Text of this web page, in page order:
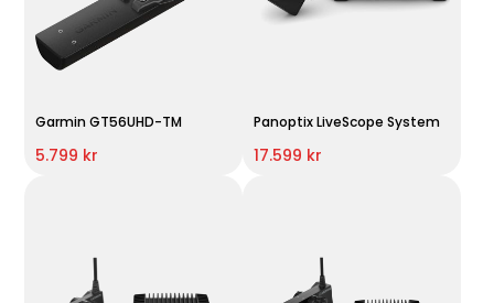
Garmin GT56UHD-TM
5.799 kr
Panoptix LiveScope System
17.599 kr